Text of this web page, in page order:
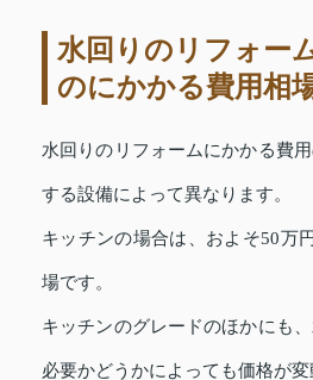
水回りのリフォー
のにかかる費用相
水回りのリフォームにかかる費
する設備によって異なります。
キッチンの場合は、およそ50万
場です。
キッチンのグレードのほかにも
必要かどうかによっても価格が変